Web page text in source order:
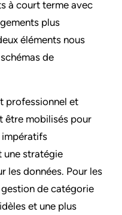
à court terme avec
plus
éléments nous
de
professionnel et
être mobilisés pour
impératifs
une stratégie
les données. Pour les
de catégorie
et une plus